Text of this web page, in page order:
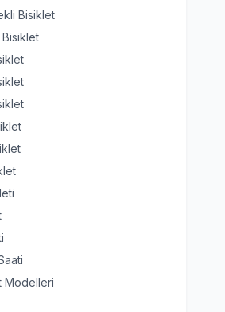
Bisiklet
Modelleri